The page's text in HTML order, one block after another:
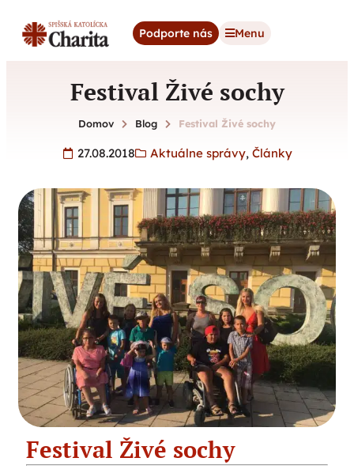
Podporte nás Menu
Festival Živé sochy
Domov Blog Festival Živé sochy
27.08.2018 Aktuálne správy, Články
Festival Živé sochy